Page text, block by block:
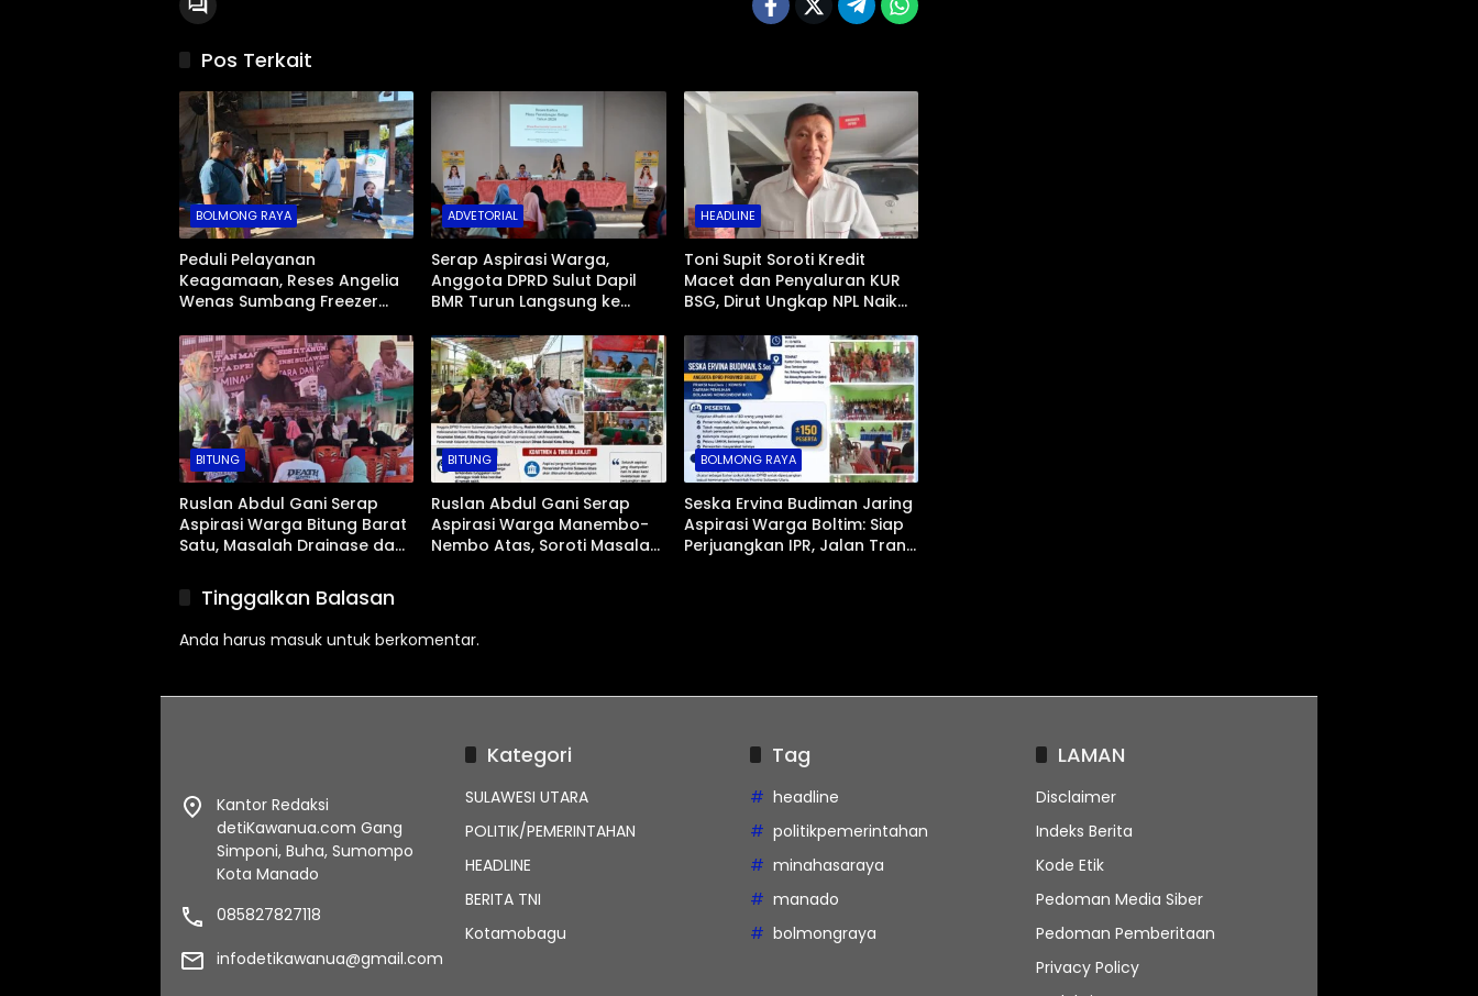
Pos Terkait
BOLMONG RAYA
Peduli Pelayanan
Keagamaan, Reses Angelia
Wenas Sumbang Freezer
Mopugad Bolmong
ADVETORIAL
Serap Aspirasi Warga,
Anggota DPRD Sulut Dapil
BMR Turun Langsung ke
HEADLINE
Toni Supit Soroti Kredit
Macet dan Penyaluran KUR
BSG, Dirut Ungkap NPL Naik
BITUNG
Ruslan Abdul Gani Serap
Aspirasi Warga Bitung Barat
Satu, Masalah Drainase dan
BITUNG
Ruslan Abdul Gani Serap
Aspirasi Warga Manembo-
Nembo Atas, Soroti Masalah
BOLMONG RAYA
Seska Ervina Budiman Jaring
Aspirasi Warga Boltim: Siap
Perjuangkan IPR, Jalan Trans,
Tinggalkan Balasan
Anda harus masuk untuk berkomentar.
Kantor Redaksi
detiKawanua.com Gang
Simponi, Buha, Sumompo
Kota Manado
085827827118
infodetikawanua@gmail.com
Kategori
SULAWESI UTARA
POLITIK/PEMERINTAHAN
HEADLINE
BERITA TNI
Kotamobagu
Tag
headline
politikpemerintahan
minahasaraya
manado
bolmongraya
LAMAN
Disclaimer
Indeks Berita
Kode Etik
Pedoman Media Siber
Pedoman Pemberitaan
Privacy Policy